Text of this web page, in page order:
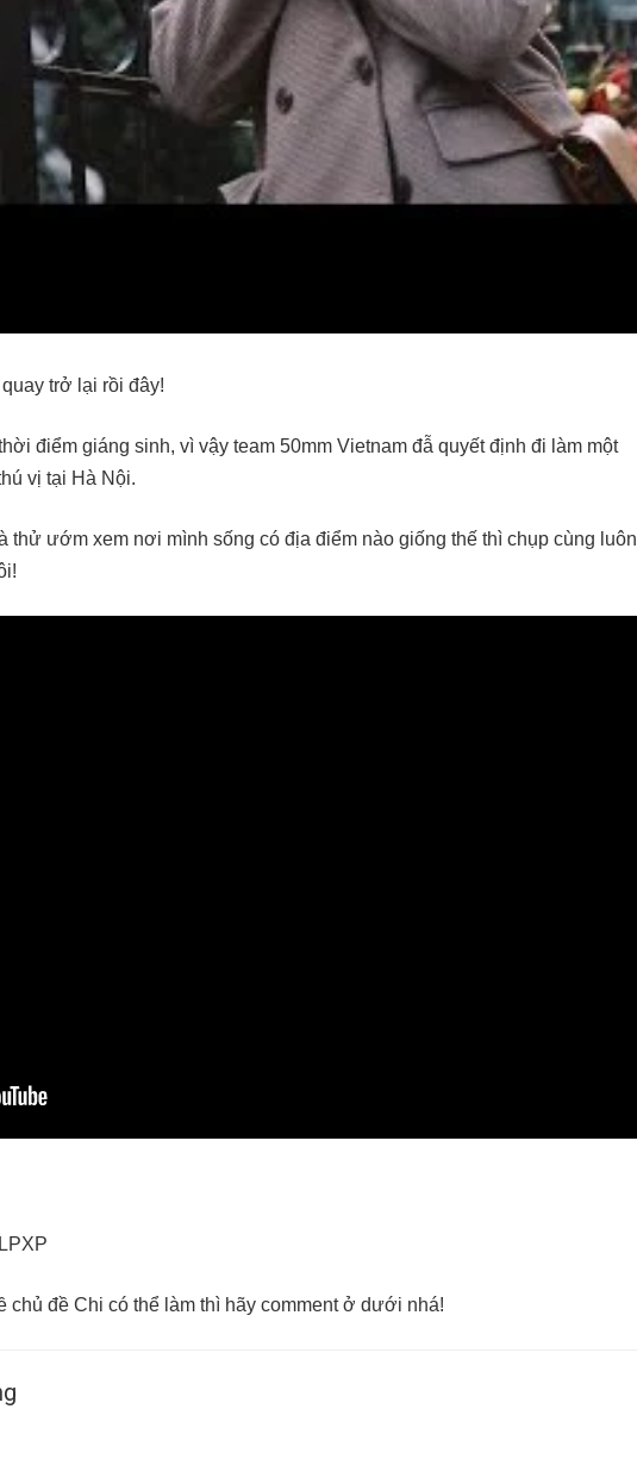
trở lại rồi đây!
điểm giáng sinh, vì vậy team 50mm Vietnam đẫ quyết định đi làm một
vị tại Hà Nội.
thử ướm xem nơi mình sống có địa điểm nào giống thế thì chụp cùng luôn
chủ đề Chi có thể làm thì hãy comment ở dưới nhá!